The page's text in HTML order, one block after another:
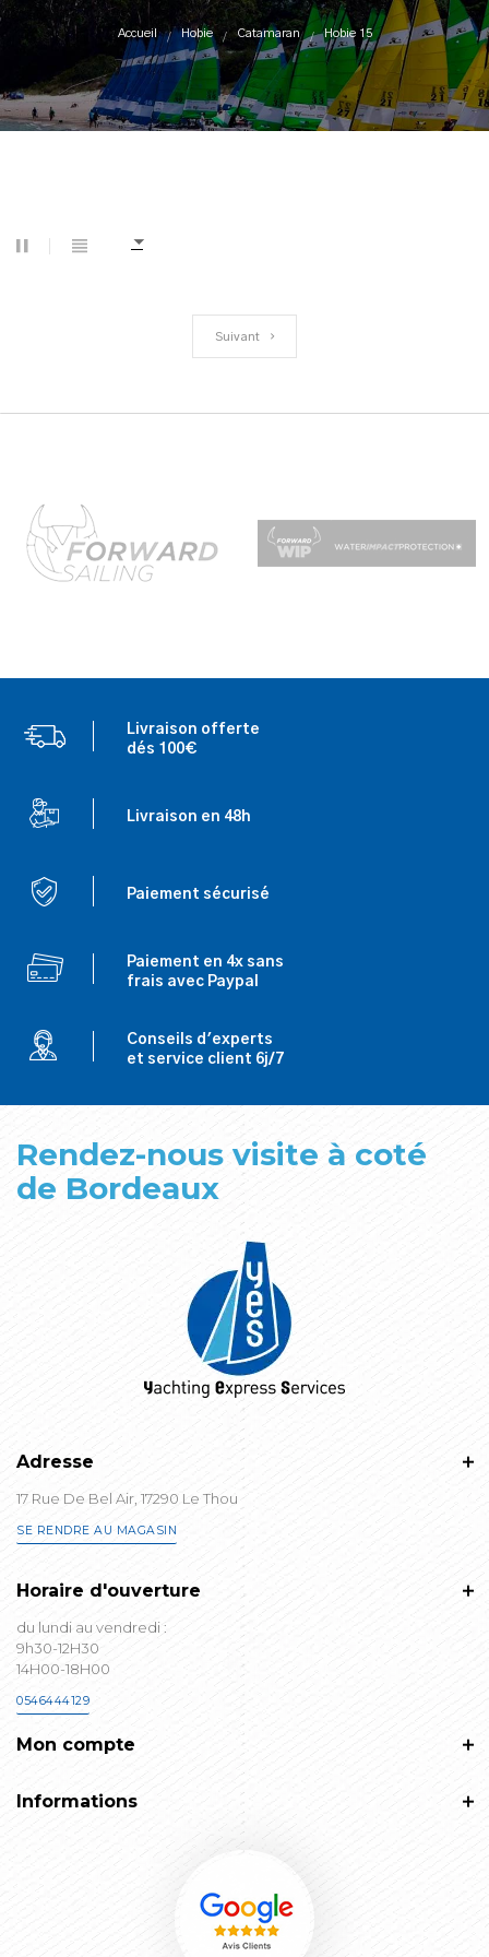
Accueil Hobie Catamaran Hobie 15
Suivant
Livraison offerte
dés 100€
Livraison en 48h
Paiement sécurisé
Paiement en 4x sans
frais avec Paypal
Conseils d'experts
et service client 6j/7
Rendez-nous visite à coté
de Bordeaux
Adresse
17 Rue De Bel Air, 17290 Le Thou
SE RENDRE AU MAGASIN
Horaire d'ouverture
du lundi au vendredi :
9h30-12H30
14H00-18H00
0546444129
Mon compte
Informations